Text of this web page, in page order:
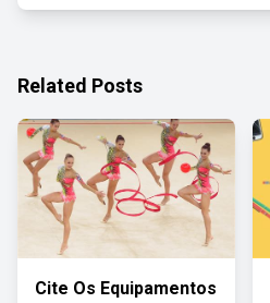
Related Posts
Cite Os Equipamentos